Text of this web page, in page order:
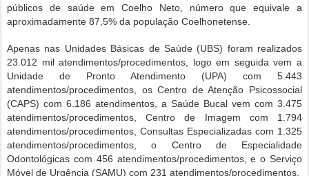
públicos de saúde em Coelho Neto, número que equivale a
aproximadamente 87,5% da população Coelhonetense.
Apenas nas Unidades Básicas de Saúde (UBS) foram realizados
23.012 mil atendimentos/procedimentos, logo em seguida vem a
Unidade de Pronto Atendimento (UPA) com 5.443
atendimentos/procedimentos, os Centro de Atenção Psicossocial
(CAPS) com 6.186 atendimentos, a Saúde Bucal vem com 3.475
atendimentos/procedimentos, Centro de Imagem com 1.794
atendimentos/procedimentos, Consultas Especializadas com 1.325
atendimentos/procedimentos, o Centro de Especialidade
Odontológicas com 456 atendimentos/procedimentos, e o Serviço
Móvel de Urgência (SAMU) com 231 atendimentos/procedimentos.